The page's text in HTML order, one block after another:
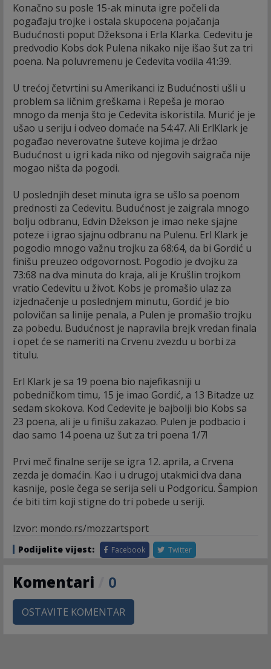
Konačno su posle 15-ak minuta igre počeli da
pogađaju trojke i ostala skupocena pojačanja
Budućnosti poput Džeksona i Erla Klarka. Cedevitu je
predvodio Kobs dok Pulena nikako nije išao šut za tri
poena. Na poluvremenu je Cedevita vodila 41:39.
U trećoj četvrtini su Amerikanci iz Budućnosti ušli u
problem sa ličnim greškama i Repeša je morao
mnogo da menja što je Cedevita iskoristila. Murić je je
ušao u seriju i odveo domaće na 54:47. Ali ErlKlark je
pogađao neverovatne šuteve kojima je držao
Budućnost u igri kada niko od njegovih saigrača nije
mogao ništa da pogodi.
U poslednjih deset minuta igra se ušlo sa poenom
prednosti za Cedevitu. Budućnost je zaigrala mnogo
bolju odbranu, Edvin Džekson je imao neke sjajne
poteze i igrao sjajnu odbranu na Pulenu. Erl Klark je
pogodio mnogo važnu trojku za 68:64, da bi Gordić u
finišu preuzeo odgovornost. Pogodio je dvojku za
73:68 na dva minuta do kraja, ali je Krušlin trojkom
vratio Cedevitu u život. Kobs je promašio ulaz za
izjednačenje u poslednjem minutu, Gordić je bio
polovičan sa linije penala, a Pulen je promašio trojku
za pobedu. Budućnost je napravila brejk vredan finala
i opet će se nameriti na Crvenu zvezdu u borbi za
titulu.
Erl Klark je sa 19 poena bio najefikasniji u
pobedničkom timu, 15 je imao Gordić, a 13 Bitadze uz
sedam skokova. Kod Cedevite je bajbolji bio Kobs sa
23 poena, ali je u finišu zakazao. Pulen je podbacio i
dao samo 14 poena uz šut za tri poena 1/7!
Prvi meč finalne serije se igra 12. aprila, a Crvena
zezda je domaćin. Kao i u drugoj utakmici dva dana
kasnije, posle čega se serija seli u Podgoricu. Šampion
će biti tim koji stigne do tri pobede u seriji.
Izvor: mondo.rs/mozzartsport
Podijelite vijest: Facebook Twitter
Komentari 0
OSTAVITE KOMENTAR